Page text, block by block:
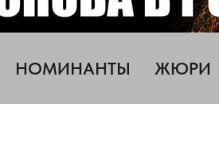
НОМИНАНТЫ ЖЮРИ